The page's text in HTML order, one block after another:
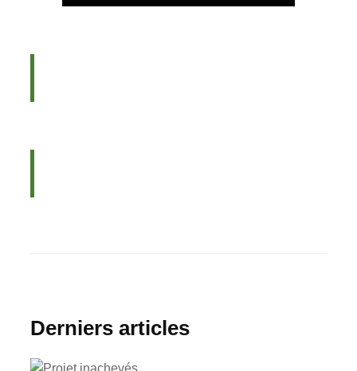
Derniers articles